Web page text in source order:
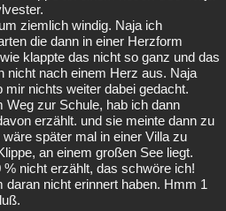
ziemlich windig. Naja ich
die dann in einer Herzform
klappte das nicht so ganz und das
nicht nach einem Herz aus. Naja
mir nichts weiter dabei gedacht.
Weg zur Schule, hab ich dann
erzählt. und sie meinte dann zu
später mal in einer Villa zu
an einem großen See liegt.
nicht erzählt, das schwöre ich!
nicht erinnert haben. Hmm 1